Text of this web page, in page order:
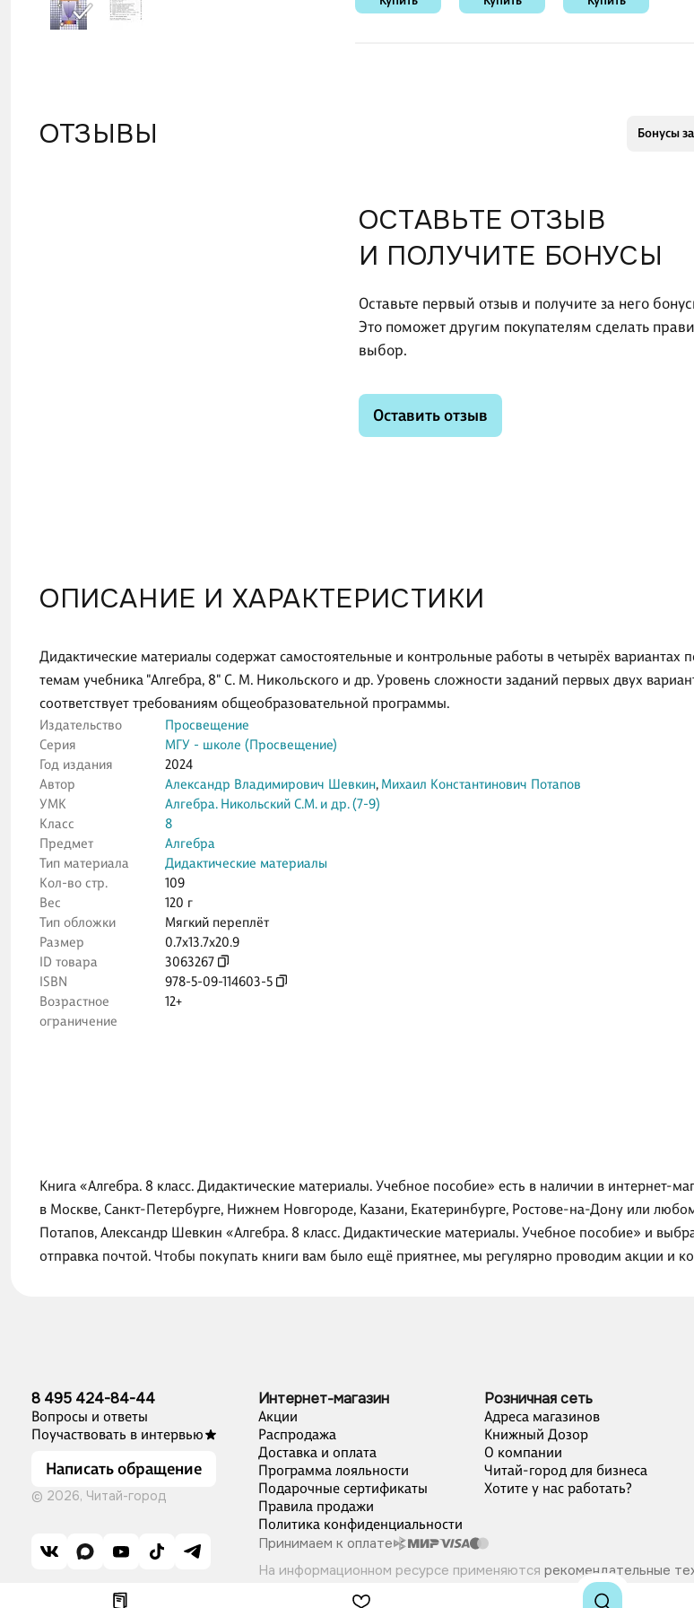
ОПИСАНИЕ И ХАРАКТЕРИСТИКИ
Дидактические материалы содержат самостоятельные и контрольные работы в четырёх вариантах
темам учебника "Алгебра, 8" С. М. Никольского и др. Уровень сложности заданий первых двух
соответствует требованиям общеобразовательной программы.
Издательство
Просвещение
Серия
МГУ - школе (Просвещение)
Год издания
2024
Автор
Александр Владимирович Шевкин, Михаил Константинович Потапов
УМК
Алгебра. Никольский С.М. и др. (7-9)
Класс
8
Предмет
Алгебра
Тип материала
Дидактические материалы
Кол-во стр.
109
Вес
120 г
Тип обложки
Мягкий переплёт
Размер
0.7x13.7x20.9
ID товара
3063267
ISBN
978-5-09-114603-5
Возрастное
ограничение
12+
ОТЗЫВЫ Бонусы
ОСТАВЬТЕ ОТЗЫВ
И ПОЛУЧИТЕ БОНУСЫ
Оставьте первый отзыв и получите за него
Это поможет другим покупателям сделать
выбор.
Оставить отзыв
Книга «Алгебра. 8 класс. Дидактические материалы. Учебное пособие» есть в наличии в интернет-
в Москве, Санкт-Петербурге, Нижнем Новгороде, Казани, Екатеринбурге, Ростове-на-Дону или
Потапов, Александр Шевкин «Алгебра. 8 класс. Дидактические материалы. Учебное пособие» и
отправка почтой. Чтобы покупать книги вам было ещё приятнее, мы регулярно проводим акции и
8 495 424-84-44
Вопросы и ответы
Поучаствовать в интервью
Написать обращение
© 2026, Читай-город
Интернет-магазин
Акции
Распродажа
Доставка и оплата
Программа лояльности
Подарочные сертификаты
Правила продажи
Политика конфиденциальности
Розничная сеть
Адреса магазинов
Книжный Дозор
О компании
Читай-город для бизнеса
Хотите у нас работать?
Принимаем к оплате
На информационном ресурсе применяются рекомендательные